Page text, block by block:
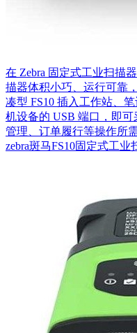
在 Zebra 固定式工业扫描器
描器体积小巧、运行可靠
凑型 FS10 插入工作站、
机设备的 USB 端口，即
管理、订单履行等操作所需
zebra斑马FS10固定式工业